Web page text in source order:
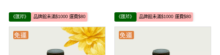
《匯芹》 品牌館未滿$1000 運費$80 《匯芹》 品牌館未滿$1000 運費$80